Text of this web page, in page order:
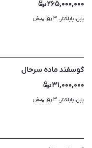
۲۶۵,۰۰۰,۰۰۰
بابل، بابلکنار، ۳ روز پیش
گوسفند ماده سرحال
۳۱,۰۰۰,۰۰۰
بابل، بابلکنار، ۳ روز پیش